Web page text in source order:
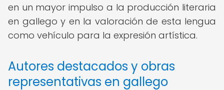
en un mayor impulso a la producción literaria
en gallego y en la valoración de esta lengua
como vehículo para la expresión artística.
Autores destacados y obras
representativas en gallego